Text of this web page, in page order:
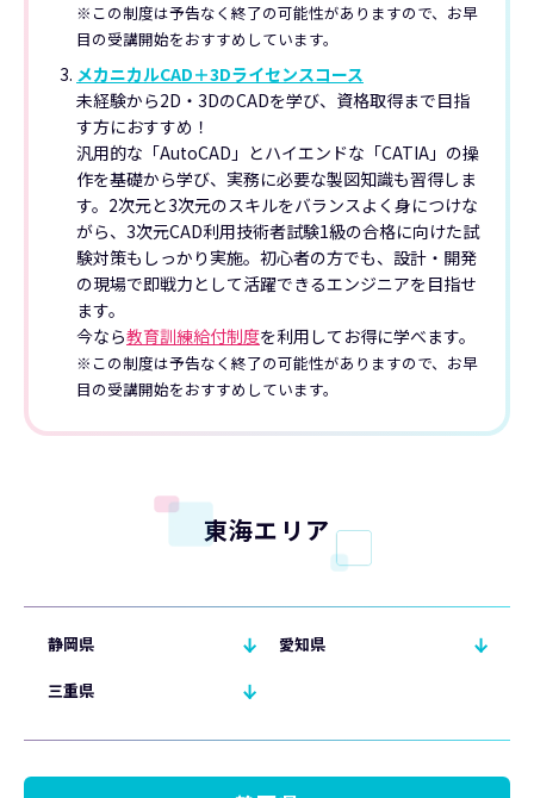
※この制度は予告なく終了の可能性がありますので、お早
目の受講開始をおすすめしています。
メカニカルCAD＋3Dライセンスコース
未経験から2D・3DのCADを学び、資格取得まで目指
す方におすすめ！
汎用的な「AutoCAD」とハイエンドな「CATIA」の操
作を基礎から学び、実務に必要な製図知識も習得しま
す。2次元と3次元のスキルをバランスよく身につけな
がら、3次元CAD利用技術者試験1級の合格に向けた試
験対策もしっかり実施。初心者の方でも、設計・開発
の現場で即戦力として活躍できるエンジニアを目指せ
ます。
今なら教育訓練給付制度を利用してお得に学べます。
※この制度は予告なく終了の可能性がありますので、お早
目の受講開始をおすすめしています。
東海エリア
静岡県 愛知県
三重県